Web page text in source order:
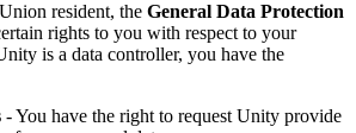
resident, the General Data Protection
rights to you with respect to your
is a data controller, you have the
- You have the right to request Unity provide